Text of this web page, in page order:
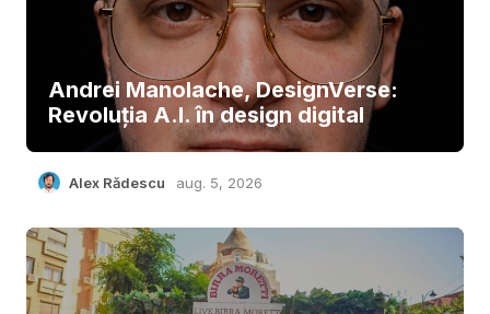
Andrei Manolache, DesignVerse:
Revoluția A.I. în design digital
Alex Rădescu aug. 5, 2026